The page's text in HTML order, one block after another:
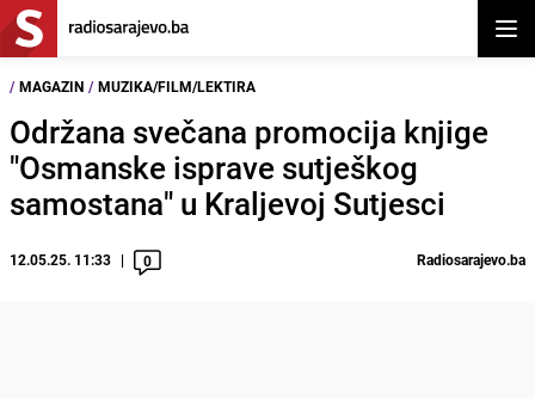
/ MAGAZIN / MUZIKA/FILM/LEKTIRA
Održana svečana promocija knjige
"Osmanske isprave sutješkog
samostana" u Kraljevoj Sutjesci
12.05.25. 11:33 0 Radiosarajevo.ba